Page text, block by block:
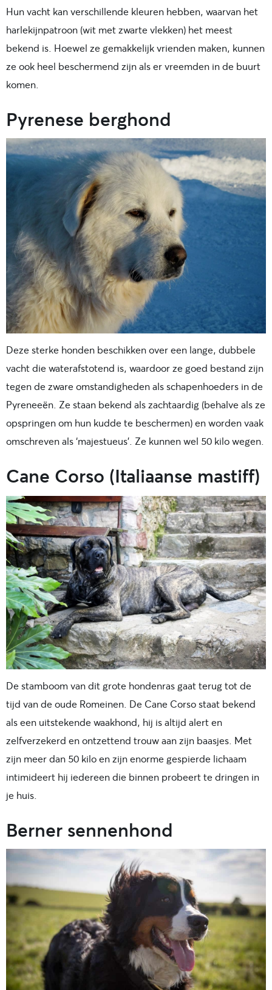
Hun vacht kan verschillende kleuren hebben, waarvan het
harlekijnpatroon (wit met zwarte vlekken) het meest
bekend is. Hoewel ze gemakkelijk vrienden maken, kunnen
ze ook heel beschermend zijn als er vreemden in de buurt
komen.
Pyrenese berghond
Deze sterke honden beschikken over een lange, dubbele
vacht die waterafstotend is, waardoor ze goed bestand zijn
tegen de zware omstandigheden als schapenhoeders in de
Pyreneeën. Ze staan bekend als zachtaardig (behalve als ze
opspringen om hun kudde te beschermen) en worden vaak
omschreven als ‘majestueus’. Ze kunnen wel 50 kilo wegen.
Cane Corso (Italiaanse mastiff)
De stamboom van dit grote hondenras gaat terug tot de
tijd van de oude Romeinen. De Cane Corso staat bekend
als een uitstekende waakhond, hij is altijd alert en
zelfverzekerd en ontzettend trouw aan zijn baasjes. Met
zijn meer dan 50 kilo en zijn enorme gespierde lichaam
intimideert hij iedereen die binnen probeert te dringen in
je huis.
Berner sennenhond